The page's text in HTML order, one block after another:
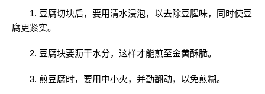
1. 豆腐切块后，要用清水浸泡，以去除豆腥味，同时使豆
腐更紧实。
2. 豆腐块要沥干水分，这样才能煎至金黄酥脆。
3. 煎豆腐时，要用中小火，并勤翻动，以免煎糊。